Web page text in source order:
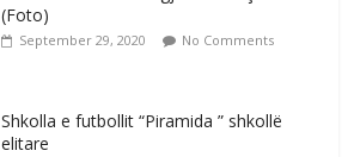
(Foto)
September 29, 2020 No Comments
Shkolla e futbollit “Piramida ” shkollë
elitare